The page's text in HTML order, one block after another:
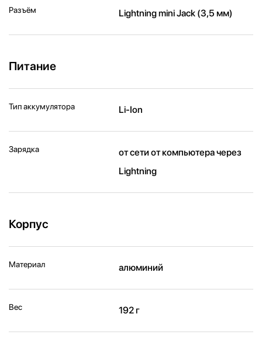
Разъём Lightning mini Jack (3,5 мм)
Питание
Тип аккумулятора Li-Ion
Зарядка
от сети от компьютера через
Lightning
Корпус
Материал алюминий
Вес 192 г